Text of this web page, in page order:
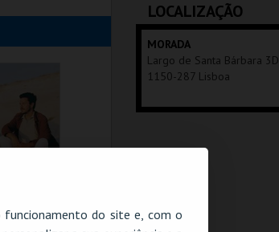
funcionamento do site e, com o
SALES
LOCALIZAÇÃO
MORADA
Largo de Santa Bárbara 3D
1150-287 Lisboa